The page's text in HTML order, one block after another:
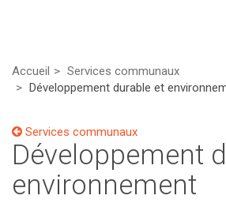
Accueil
Services communaux
Développement durable et
Services communaux
Développement
environnement